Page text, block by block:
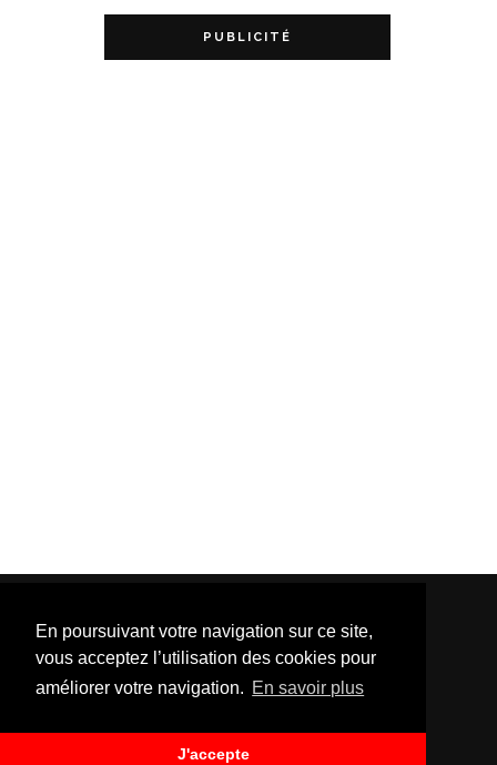
En poursuivant votre navigation sur ce site,
vous acceptez l’utilisation des cookies pour
améliorer votre navigation. En savoir plus
J'accepte
PUBLICITÉ
Template Created By :ThemeXpose| Distributed By